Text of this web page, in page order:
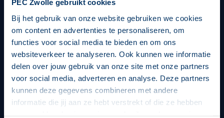
PEC Zwolle gebruikt cookies
Bij het gebruik van onze website gebruiken we cookies
om content en advertenties te personaliseren, om
functies voor social media te bieden en om ons
websiteverkeer te analyseren. Ook kunnen we informatie
delen over jouw gebruik van onze site met onze partners
voor social media, adverteren en analyse. Deze partners
kunnen deze gegevens combineren met andere
informatie die jij aan ze hebt verstrekt of die ze hebben